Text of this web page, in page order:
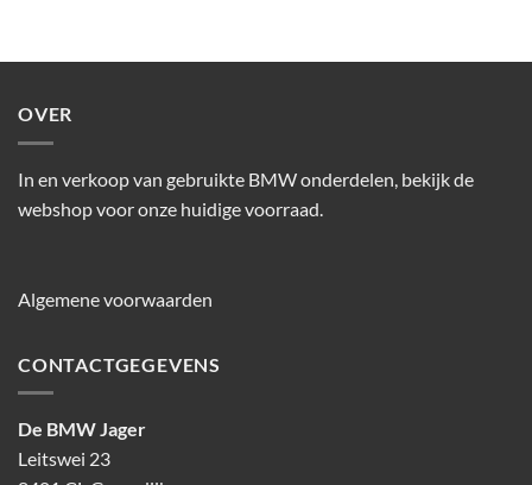
OVER
In en verkoop van gebruikte BMW onderdelen, bekijk de
webshop voor onze huidige voorraad.
Algemene voorwaarden
CONTACTGEGEVENS
De BMW Jager
Leitswei 23